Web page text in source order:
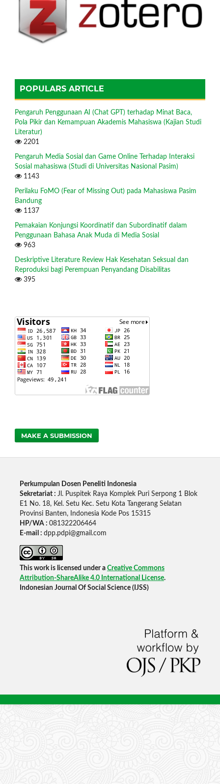
POPULARS ARTICLE
Pengaruh Penggunaan AI (Chat GPT) terhadap Minat Baca,
Pola Pikir dan Kemampuan Akademis Mahasiswa (Kajian Studi
Literatur)
2201
Pengaruh Media Sosial dan Game Online Terhadap Interaksi
Sosial mahasiswa (Studi di Universitas Nasional Pasim)
1143
Perilaku FoMO (Fear of Missing Out) pada Mahasiswa Pasim
Bandung
1137
Pemakaian Konjungsi Koordinatif dan Subordinatif dalam
Penggunaan Bahasa Anak Muda di Media Sosial
963
Deskriptive Literature Review Hak Kesehatan Seksual dan
Reproduksi bagi Perempuan Penyandang Disabilitas
395
MAKE A SUBMISSION
Perkumpulan Dosen Peneliti Indonesia
Sekretariat : Jl. Puspitek Raya Komplek Puri Serpong 1 Blok
E1 No. 18, Kel. Setu Kec. Setu Kota Tangerang Selatan
Provinsi Banten, Indonesia Kode Pos 15315
HP/WA : 081322206464
E-mail : dpp.pdpi@gmail.com
This work is licensed under a Creative Commons
Attribution-ShareAlike 4.0 International License.
Indonesian Journal Of Social Science (IJSS)